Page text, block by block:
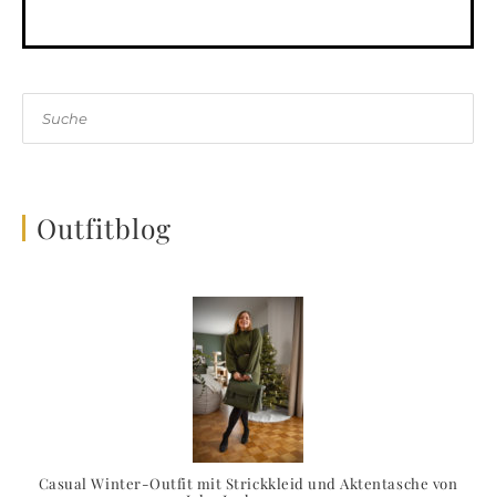
Outfitblog
Casual Winter-Outfit mit Strickkleid und Aktentasche von